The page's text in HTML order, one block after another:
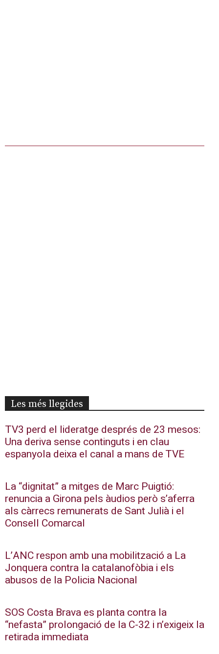
Les més llegides
TV3 perd el lideratge després de 23 mesos:
Una deriva sense continguts i en clau
espanyola deixa el canal a mans de TVE
La “dignitat” a mitges de Marc Puigtió:
renuncia a Girona pels àudios però s’aferra
als càrrecs remunerats de Sant Julià i el
Consell Comarcal
L’ANC respon amb una mobilització a La
Jonquera contra la catalanofòbia i els
abusos de la Policia Nacional
SOS Costa Brava es planta contra la
“nefasta” prolongació de la C-32 i n’exigeix la
retirada immediata